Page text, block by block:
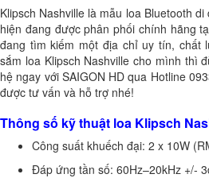
Klipsch Nashville là mẫu loa Bluetooth
hiện đang được phân phối chính hãng
đang tìm kiếm một địa chỉ uy tín, chất
sắm loa Klipsch Nashville cho mình thì
hệ ngay với SAIGON HD qua Hotline
được tư vấn và hỗ trợ nhé!
Thông số kỹ thuật loa Klipsch
Công suất khuếch đại: 2 x 10W
Đáp ứng tần số: 60Hz–20kHz +/-